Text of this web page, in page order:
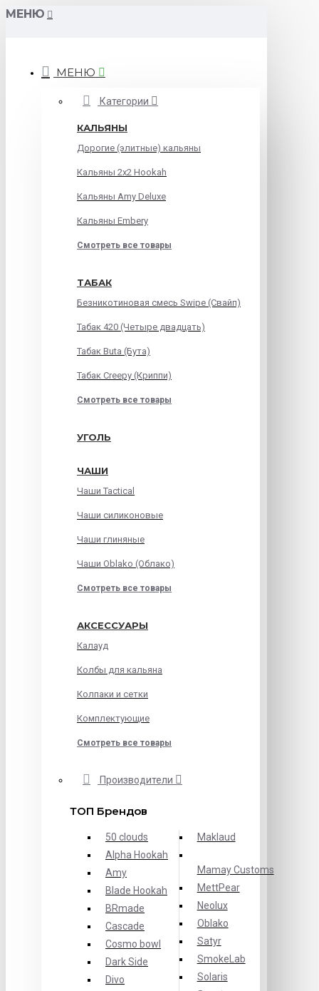
МЕНЮ
МЕНЮ
Категории
КАЛЬЯНЫ
Дорогие (элитные) кальяны
Кальяны 2х2 Hookah
Кальяны Amy Deluxe
Кальяны Embery
Смотреть все товары
ТАБАК
Безникотиновая смесь Swipe (Свайп)
Табак 420 (Четыре двадцать)
Табак Buta (Бута)
Табак Creepy (Криппи)
Смотреть все товары
УГОЛЬ
ЧАШИ
Чаши Tactical
Чаши силиконовые
Чаши глиняные
Чаши Oblako (Облако)
Смотреть все товары
АКСЕССУАРЫ
Калауд
Колбы для кальяна
Колпаки и сетки
Комплектующие
Смотреть все товары
Производители
ТОП Брендов
50 clouds
Alpha Hookah
Amy
Blade Hookah
BRmade
Cascade
Cosmo bowl
Dark Side
Divo
Maklaud
Mamay Customs
MettPear
Neolux
Oblako
Satyr
SmokeLab
Solaris